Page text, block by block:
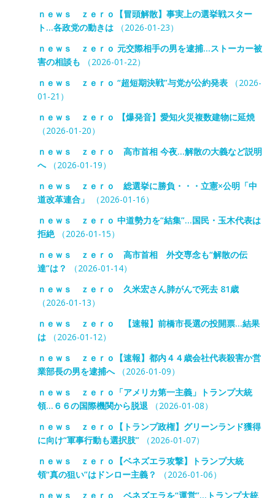
ｎｅｗｓ ｚｅｒｏ【冒頭解散】事実上の選挙戦スター
ト…各政党の動きは（2026-01-23）
ｎｅｗｓ ｚｅｒｏ 元交際相手の男を逮捕…ストーカー被
害の相談も （2026-01-22）
ｎｅｗｓ ｚｅｒｏ “超短期決戦”与党が公約発表（2026-
01-21）
ｎｅｗｓ ｚｅｒｏ 【爆発音】愛知火災複数建物に延焼
（2026-01-20）
ｎｅｗｓ ｚｅｒｏ 高市首相 今夜…解散の大義など説明
へ（2026-01-19）
ｎｅｗｓ ｚｅｒｏ 総選挙に勝負・・・立憲×公明「中
道改革連合」
（2026-01-16）
ｎｅｗｓ ｚｅｒｏ 中道勢力を“結集”…国民・玉木代表は
拒絶（2026-01-15）
ｎｅｗｓ ｚｅｒｏ 高市首相 外交専念も“解散の伝
達”は？
（2026-01-14）
ｎｅｗｓ ｚｅｒｏ 久米宏さん肺がんで死去 81歳
（2026-01-13）
ｎｅｗｓ ｚｅｒｏ 【速報】前橋市長選の投開票…結果
は（2026-01-12）
ｎｅｗｓ ｚｅｒｏ【速報】都内４４歳会社代表殺害か営
業部長の男を逮捕へ（2026-01-09）
ｎｅｗｓ ｚｅｒｏ「アメリカ第一主義」トランプ大統
領…６６の国際機関から脱退（2026-01-08）
ｎｅｗｓ ｚｅｒｏ【トランプ政権】グリーンランド獲得
に向け“軍事行動も選択肢”（2026-01-07）
ｎｅｗｓ ｚｅｒｏ【ベネズエラ攻撃】トランプ大統
領“真の狙い”はドンロー主義？
（2026-01-06）
ｎｅｗｓ ｚｅｒｏ ベネズエラを“運営”…トランプ大統